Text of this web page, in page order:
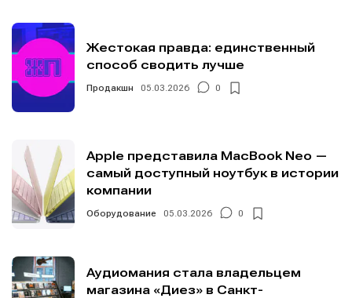
Жестокая правда: единственный
способ сводить лучше
Продакшн 05.03.2026 0
Apple представила MacBook Neo —
самый доступный ноутбук в истории
компании
Оборудование 05.03.2026 0
Аудиомания стала владельцем
магазина «Диез» в Санкт-